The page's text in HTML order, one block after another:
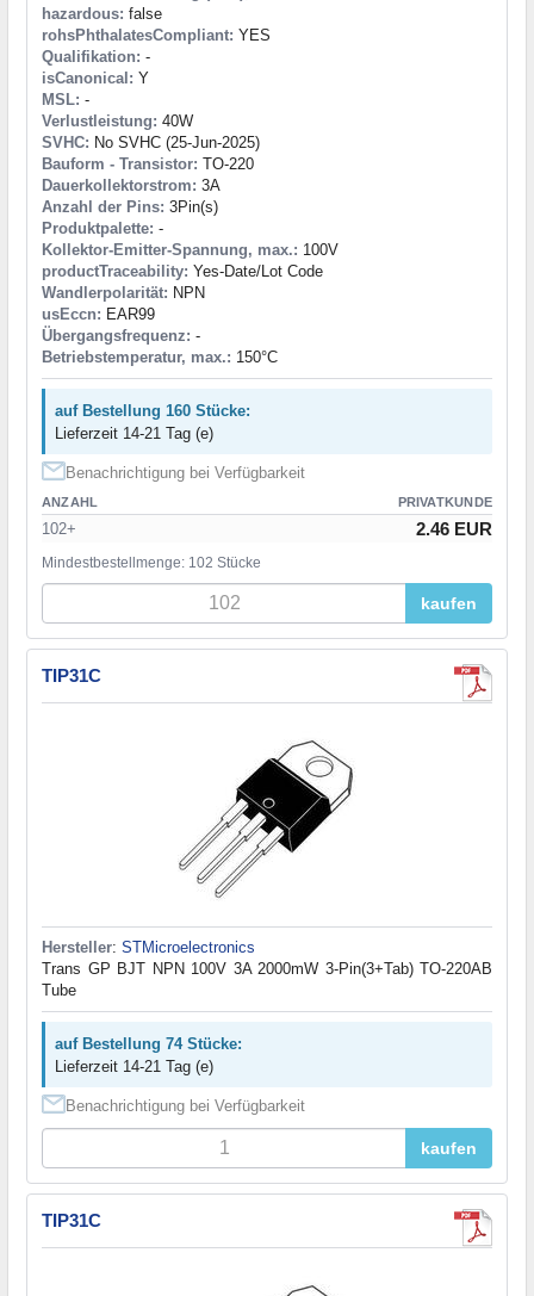
hazardous: false
rohsPhthalatesCompliant: YES
Qualifikation: -
isCanonical: Y
MSL: -
Verlustleistung: 40W
SVHC: No SVHC (25-Jun-2025)
Bauform - Transistor: TO-220
Dauerkollektorstrom: 3A
Anzahl der Pins: 3Pin(s)
Produktpalette: -
Kollektor-Emitter-Spannung, max.: 100V
productTraceability: Yes-Date/Lot Code
Wandlerpolarität: NPN
usEccn: EAR99
Übergangsfrequenz: -
Betriebstemperatur, max.: 150°C
auf Bestellung 160 Stücke:
Lieferzeit 14-21 Tag (e)
Benachrichtigung bei Verfügbarkeit
ANZAHL PRIVATKUNDE
102+ 2.46 EUR
Mindestbestellmenge: 102 Stücke
kaufen
TIP31C
Hersteller: STMicroelectronics
Trans GP BJT NPN 100V 3A 2000mW 3-Pin(3+Tab) TO-220AB
Tube
auf Bestellung 74 Stücke:
Lieferzeit 14-21 Tag (e)
Benachrichtigung bei Verfügbarkeit
kaufen
TIP31C